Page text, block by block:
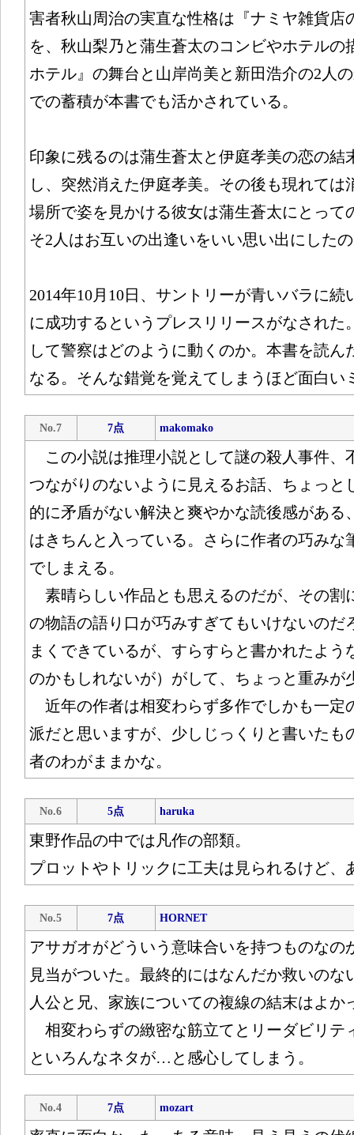
害者秋山周治の実直な性格は『ナミヤ雑貨店
を、秋山梨乃と蒲生蒼太のコンビやホテルの
ホテル』の舞台と山岸尚美と新田浩介の2人
での蓄積が本書でも活かされている。
印象に残るのは蒲生蒼太と伊庭孝美の恋の結
し、突然消えた伊庭孝美。その後も現れては
場所で姿を見かける彼女は蒲生蒼太にとって
そ2人はお互いの出逢いをいい思い出にした
2014年10月10日、サントリーが青いバラに
に成功するというプレスリリースがなされた
して警察はどのように動くのか。本書を読ん
なる。そんな錯覚を覚えてしまうほど面白い
No.7 7点 makomako
この小説は推理小説として謎の殺人事件、
つながりのないように見えるお話、ちょっと
的に矛盾がない解決と爽やかな読後感がある
はきちんと入っている。さらに作者の巧みな
でしまえる。
素晴らしい作品とも思えるのだが、その割
の物語の語り口が巧みすぎてもいけないのだ
まくできているが、すらすらと書かれたよう
のかもしれないが）がして、ちょっと重みが
近年の作者は相変わらず多作でしかも一定
派だと思いますが、少しじっくりと書いたも
者のわがままかな。
No.6 5点 haruka
東野作品の中では凡作の部類。
プロットやトリックに工夫は見られるけど、
No.5 7点 HORNET
アサガオがどういう意味合いを持つものなの
見当がついた。最終的にはなんだか救いの
人公と兄、家族についての複線の結末はよか
相変わらずの緻密な筋立てとリーダビリテ
といろんなネタが…と感心してしまう。
No.4 7点 mozart